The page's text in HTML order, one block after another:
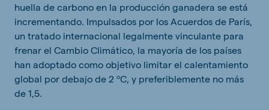
huella de carbono en la producción ganadera se está
incrementando. Impulsados por los Acuerdos de París,
un tratado internacional legalmente vinculante para
frenar el Cambio Climático, la mayoría de los países
han adoptado como objetivo limitar el calentamiento
global por debajo de 2 ºC, y preferiblemente no más
de 1,5.